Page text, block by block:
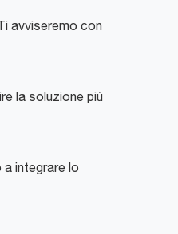
avviseremo con
la soluzione più
a integrare lo